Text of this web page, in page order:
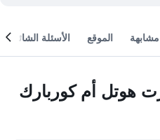
الموقع الأسئلة الشائعة
هوتل أم كوربارك